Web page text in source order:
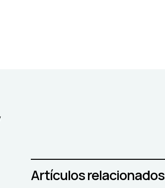
Artículos relacionados